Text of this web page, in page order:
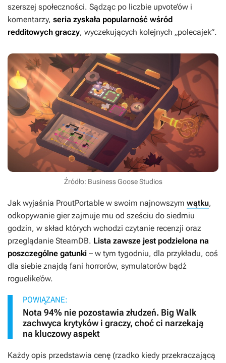
szerszej społeczności. Sądząc po liczbie upvote’ów i
komentarzy, seria zyskała popularność wśród
redditowych graczy, wyczekujących kolejnych „polecajek”.
Źródło: Business Goose Studios
Jak wyjaśnia ProutPortable w swoim najnowszym wątku,
odkopywanie gier zajmuje mu od sześciu do siedmiu
godzin, w skład których wchodzi czytanie recenzji oraz
przeglądanie SteamDB. Lista zawsze jest podzielona na
poszczególne gatunki – w tym tygodniu, dla przykładu, coś
dla siebie znajdą fani horrorów, symulatorów bądź
roguelike’ów.
POWIĄZANE:
Nota 94% nie pozostawia złudzeń. Big Walk
zachwyca krytyków i graczy, choć ci narzekają
na kluczowy aspekt
Każdy opis przedstawia cenę (rzadko kiedy przekraczającą